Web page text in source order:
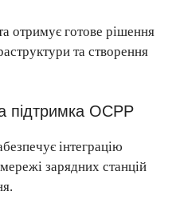
отримує готове рішення
та створення
підтримка OCPP
інтеграцію
зарядних станцій